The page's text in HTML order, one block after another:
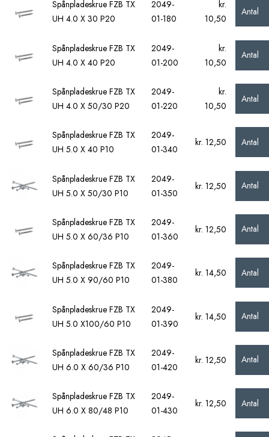
Spånpladeskrue FZB TX
UH 4.0 X 30 P20
2049-
01-180
kr.
10,50
Antal
Spånpladeskrue FZB TX
UH 4.0 X 40 P20
2049-
01-200
kr.
10,50
Antal
Spånpladeskrue FZB TX
UH 4.0 X 50/30 P20
2049-
01-220
kr.
10,50
Antal
Spånpladeskrue FZB TX
UH 5.0 X 40 P10
2049-
01-340
kr. 12,50 Antal
Spånpladeskrue FZB TX
UH 5.0 X 50/30 P10
2049-
01-350
kr. 12,50 Antal
Spånpladeskrue FZB TX
UH 5.0 X 60/36 P10
2049-
01-360
kr. 12,50 Antal
Spånpladeskrue FZB TX
UH 5.0 X 90/60 P10
2049-
01-380
kr. 14,50 Antal
Spånpladeskrue FZB TX
UH 5.0 X100/60 P10
2049-
01-390
kr. 14,50 Antal
Spånpladeskrue FZB TX
UH 6.0 X 60/36 P10
2049-
01-420
kr. 12,50 Antal
Spånpladeskrue FZB TX
UH 6.0 X 80/48 P10
2049-
01-430
kr. 12,50 Antal